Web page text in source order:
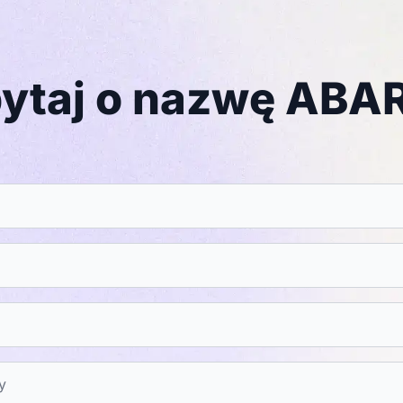
o nazwę